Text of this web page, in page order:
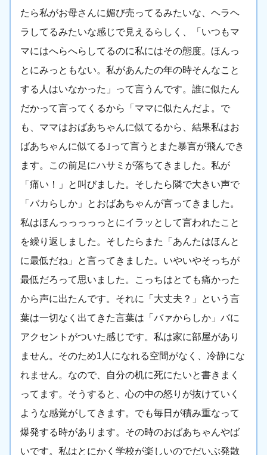
たら私がお母さんに媚び売ってるみたいな、ヘラヘ
ラしてるみたいな感じで見えるらしく、「いつもマ
マにはへらへらしてるのに私にはその態度。ほんっ
とにみっともない。私があんたの年の時そんなこと
する人はいなかった」って言うんです。誰に似たん
だかって言ってくるから「ママに似たんだよ。で
も、ママはおばあちゃんに似てるから、結果私はお
ばあちゃんに似てる｣って言うとまた暴言が飛んでき
ます。この前足にハサミが落ちてきました。私が
「痛い！」と叫びました。そしたら隣で大きい声で
「バカらしか」とおばあちゃんが言ってきました。
私はほんっっっっっとにイラッとして言われたこと
を繰り返しました。そしたらまた「あんたはほんと
に最低だね」と言ってきました。いやいやそっちが
最低だろって思いました。こっちはとても痛かった
から声に出たんです。それに「大丈夫？」という言
葉は一切なく出てきた言葉は「バァからしか」バに
アクセントがついた感じです。私は家に部屋があり
ません。そのため1人になれる空間がなく、冷静にな
れません。なので、自分の机に死にたいと書きまく
ってます。そうすると、心の中の怒りが抜けていく
ような感覚がしてきます。でも毎日が積み重なって
爆発する時があります。その時のおばあちゃんやば
いです。私はとにかく学校が楽しいのでだいぶ発散